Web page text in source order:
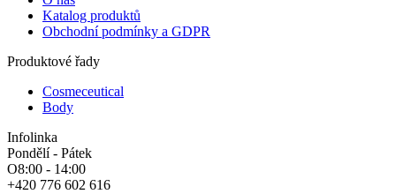
Katalog produktů
Obchodní podmínky a GDPR
Produktové řady
Cosmeceutical
Body
Infolinka
Pondělí - Pátek
O8:00 - 14:00
+420 776 602 616